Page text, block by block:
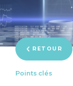
RETOUR
Points clés